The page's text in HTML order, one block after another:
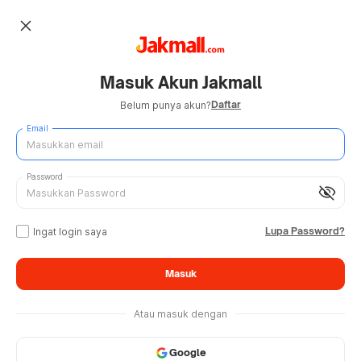
close
Masuk Akun Jakmall
Belum punya akun?Daftar
Email
visibility_off
Password
Ingat login saya Lupa Password?
Masuk
Atau masuk dengan
Google